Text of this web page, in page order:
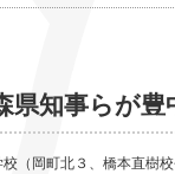
県知事らが豊
（岡町北３、橋本直樹